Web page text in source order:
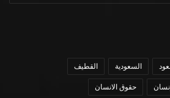
السعودية القطيف
حقوق الانسان